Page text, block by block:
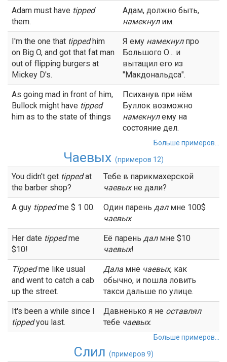
Adam must have tipped
them.
Адам, должно быть,
намекнулим.
I'm the one that tippedhim
on Big O, and got that fat man
out of flipping burgers at
Mickey D's.
Я ему намекнулпро
Большого О... и
вытащил его из
"Макдональдса".
As going mad in front of him,
Bullock might have tipped
him as to the state of things
Психанув при нём
Буллок возможно
намекнулему на
состояние дел.
Больше примеров...
Чаевых (примеров 12)
You didn't get tippedat
the barber shop?
Тебе в парикмахерской
чаевыхне дали?
A guy tippedme $ 1 00. Один парень далмне 100$
чаевых.
Her date tippedme
$10!
Её парень далмне $10
чаевых!
Tippedme like usual
and went to catch a cab
up the street.
Дала мне чаевых, как
обычно, и пошла ловить
такси дальше по улице.
It's been a while since I
tippedyou last.
Давненько я не оставлял
тебе чаевых.
Больше примеров...
Слил (примеров 9)